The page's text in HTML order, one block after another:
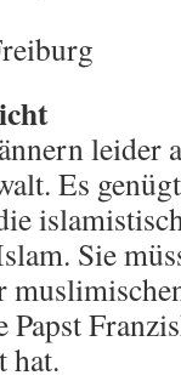
leider
Es
Sie
hat.